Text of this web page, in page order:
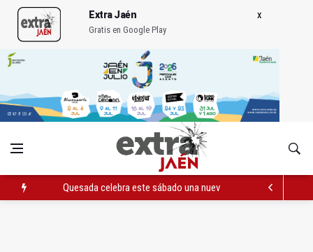
Extra Jaén
Gratis en Google Play
Quesada celebra este sábado una nueva jornada de Orgullo